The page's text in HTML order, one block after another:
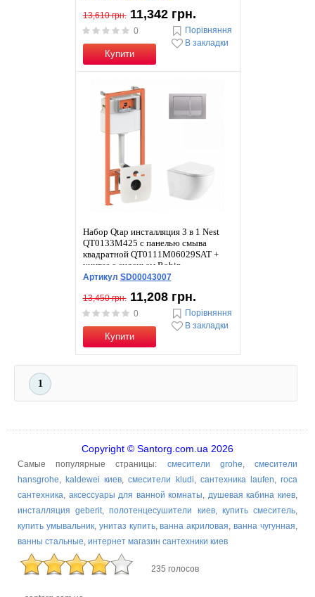
13,610 грн. 11,342 грн.
0
Купити
Порівняння
В закладки
Набор Qtap инсталляция 3 в 1 Nest
QT0133M425 с панелью смыва
квадратной QT0111M06029SAT +
унитаз с сиденьем Robin
QT1333046ENRW
Артикул SD00043007
13,450 грн. 11,208 грн.
0
Купити
Порівняння
В закладки
1
Copyright © Santorg.com.ua 2026
Самые популярные страницы: смесители grohe,смесители
hansgrohe, kaldewei киев,смесители kludi, сантехника laufen,roca
сантехника, аксессуары для ванной комнаты, душевая кабина киев,
инсталляция geberit,полотенцесушители киев, купить смеситель,
купить умывальник, унитаз купить,ванна акриловая,ванна чугунная,
ванны стальные, интернет магазин сантехники киев
235 голосов